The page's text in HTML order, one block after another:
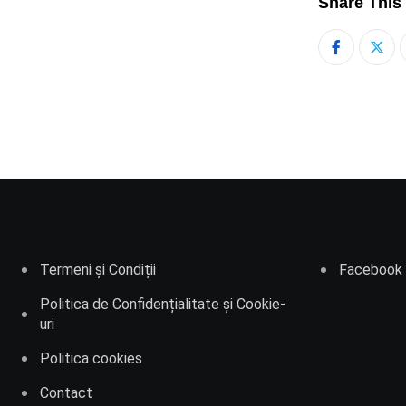
Termeni și Condiții
Politica de Confidențialitate și Cookie-
uri
Politica cookies
Contact
Facebook